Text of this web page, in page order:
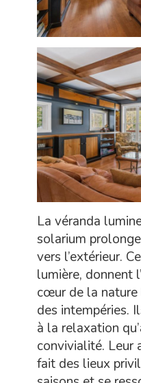
La véranda
solarium
vers l’extérieur.
lumière, donnent
cœur de la nature
des intempéries.
à la relaxation
convivialité. Leur
fait des lieux